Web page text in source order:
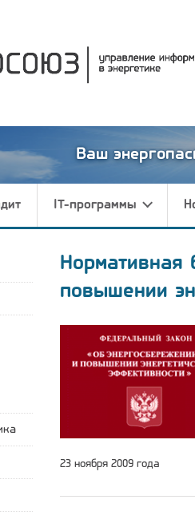
Ваш
IT-программы
Нормативная
повышении
23 ноября 2009 года